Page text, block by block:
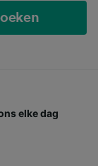
elke dag